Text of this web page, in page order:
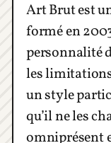
Art Brut est
formé en
personnalité
les
un style
qu’il ne les
omniprésent